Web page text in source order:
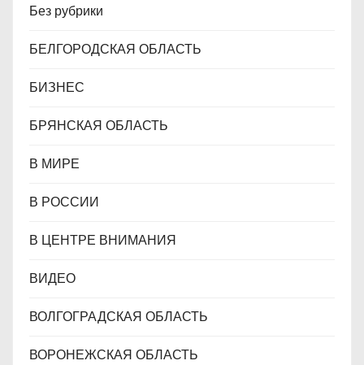
Без рубрики
БЕЛГОРОДСКАЯ ОБЛАСТЬ
БИЗНЕС
БРЯНСКАЯ ОБЛАСТЬ
В МИРЕ
В РОССИИ
В ЦЕНТРЕ ВНИМАНИЯ
ВИДЕО
ВОЛГОГРАДСКАЯ ОБЛАСТЬ
ВОРОНЕЖСКАЯ ОБЛАСТЬ